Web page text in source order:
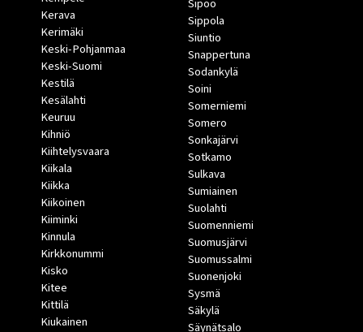
Kerava
Kerimäki
Keski-Pohjanmaa
Keski-Suomi
Kestilä
Kesälahti
Keuruu
Kihniö
Kiihtelysvaara
Kiikala
Kiikka
Kiikoinen
Kiiminki
Kinnula
Kirkkonummi
Kisko
Kitee
Kittilä
Kiukainen
Sipoo
Sippola
Siuntio
Snappertuna
Sodankylä
Soini
Somerniemi
Somero
Sonkajärvi
Sotkamo
Sulkava
Sumiainen
Suolahti
Suomenniemi
Suomusjärvi
Suomussalmi
Suonenjoki
Sysmä
Säkylä
Säynätsalo